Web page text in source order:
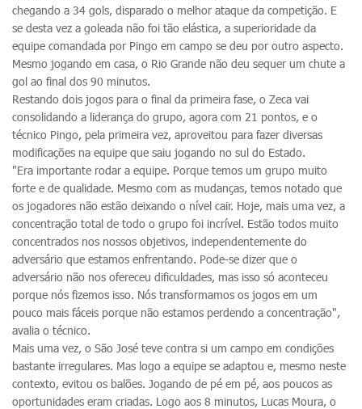
chegando a 34 gols, disparado o melhor ataque da competição. E
se desta vez a goleada não foi tão elástica, a superioridade da
equipe comandada por Pingo em campo se deu por outro aspecto.
Mesmo jogando em casa, o Rio Grande não deu sequer um chute a
gol ao final dos 90 minutos.
Restando dois jogos para o final da primeira fase, o Zeca vai
consolidando a liderança do grupo, agora com 21 pontos, e o
técnico Pingo, pela primeira vez, aproveitou para fazer diversas
modificações na equipe que saiu jogando no sul do Estado.
"Era importante rodar a equipe. Porque temos um grupo muito
forte e de qualidade. Mesmo com as mudanças, temos notado que
os jogadores não estão deixando o nível cair. Hoje, mais uma vez, a
concentração total de todo o grupo foi incrível. Estão todos muito
concentrados nos nossos objetivos, independentemente do
adversário que estamos enfrentando. Pode-se dizer que o
adversário não nos ofereceu dificuldades, mas isso só aconteceu
porque nós fizemos isso. Nós transformamos os jogos em um
pouco mais fáceis porque não estamos perdendo a concentração",
avalia o técnico.
Mais uma vez, o São José teve contra si um campo em condições
bastante irregulares. Mas logo a equipe se adaptou e, mesmo neste
contexto, evitou os balões. Jogando de pé em pé, aos poucos as
oportunidades eram criadas. Logo aos 8 minutos, Lucas Moura, o